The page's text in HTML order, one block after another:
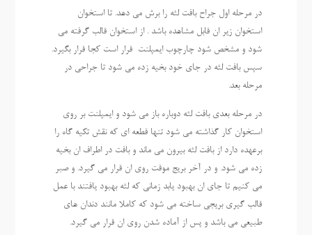
در مرحله اول جراح بافت لثه را برش می دهد. تا استخوان
استخوان زیر ان قابل مشاهده باشد . از استخوان قالب گرفته می
شود و مشخص شود چارچوب ایمپلنت قرار است کجا قرار بگیرد.
سپس بافت لثه در جای خود بخیه زده می شود تا جراحی در
مرحله بعد.
در مرحله بعدی بافت لثه دوباره باز می شود و ایمپلنت بر روی
استخوان کار گذاشته می شود تنها قطعه ای که نقش تکیه گاه را
برعهده دارد از بافت لثه بیرون می ماند و بافت در اطراف ان بخیه
زده می شود. و در آخر بریج موقت روی ان قرار می گیرد. و صبر
می کنیم تا جای ان بهبود یابد زمانی که لثه بهبود یافتند با عمل
قالب گیری بریجی ساخته می شود که کاملا مانند دندان های
طبیعی می باشد و پس از آماده شدن روی ان قرار می گیرد.